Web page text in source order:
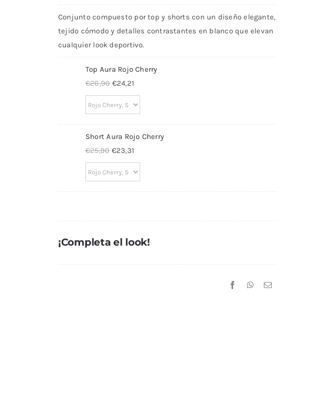
Conjunto compuesto por top y shorts con un diseño elegante,
tejido cómodo y detalles contrastantes en blanco que elevan
cualquier look deportivo.
Top Aura Rojo Cherry
€26,90 El
precio
original
era:
€26,90.
€24,21El
precio
es:
€24,21.
Short Aura Rojo Cherry
€25,90 El
precio
original
era:
€23,31El
precio
es:
¡Completa el look!